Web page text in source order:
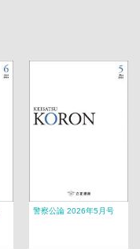
警察公論 2026年5月号